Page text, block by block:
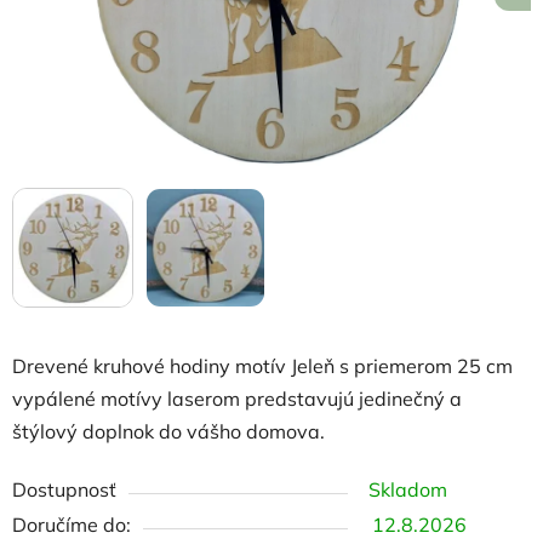
Drevené kruhové hodiny motív Jeleň s priemerom 25 cm
vypálené motívy laserom predstavujú jedinečný a
štýlový doplnok do vášho domova.
Dostupnosť
Skladom
12.8.2026